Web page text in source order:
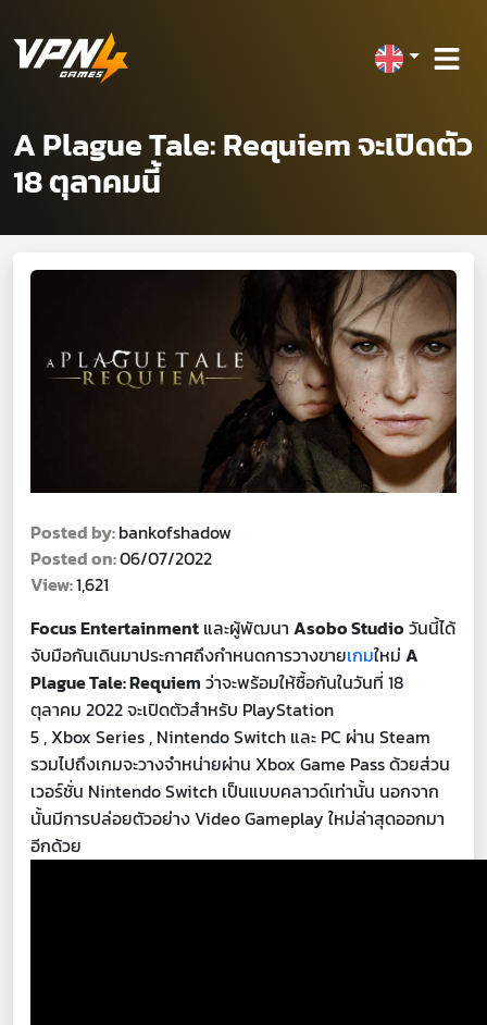
A Plague Tale: Requiem จะเปิดตัว
18 ตุลาคมนี้
Posted by:bankofshadow
Posted on:06/07/2022
View:1,621
Focus Entertainment และผู้พัฒนา Asobo Studio วันนี้ได้
จับมือกันเดินมาประกาศถึงกำหนดการวางขายเกมใหม่ A
Plague Tale: Requiem ว่าจะพร้อมให้ซื้อกันในวันที่ 18
ตุลาคม 2022 จะเปิดตัวสำหรับ PlayStation
5 , Xbox Series , Nintendo Switch และ PC ผ่าน Steam
รวมไปถึงเกมจะวางจำหน่ายผ่าน Xbox Game Pass ด้วยส่วน
เวอร์ชั่น Nintendo Switch เป็นแบบคลาวด์เท่านั้น นอกจาก
นั้นมีการปล่อยตัวอย่าง Video Gameplay ใหม่ล่าสุดออกมา
อีกด้วย